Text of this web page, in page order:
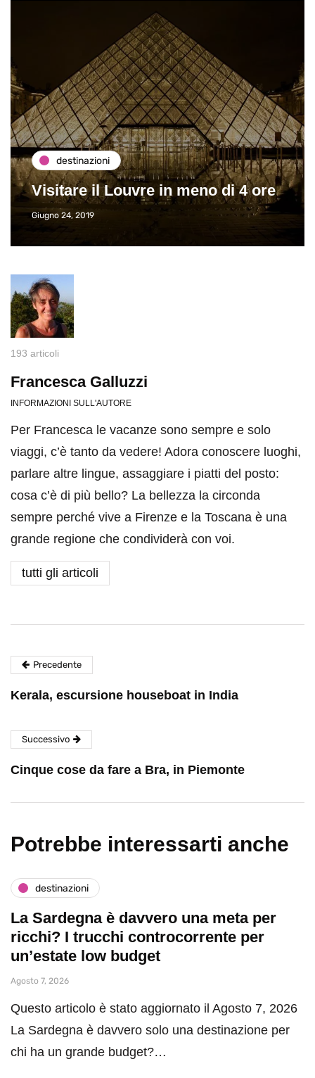
destinazioni
Visitare il Louvre in meno di 4 ore
Giugno 24, 2019
193 articoli
Francesca Galluzzi
INFORMAZIONI SULL'AUTORE
Per Francesca le vacanze sono sempre e solo
viaggi, c’è tanto da vedere! Adora conoscere luoghi,
parlare altre lingue, assaggiare i piatti del posto:
cosa c’è di più bello? La bellezza la circonda
sempre perché vive a Firenze e la Toscana è una
grande regione che condividerà con voi.
tutti gli articoli
Precedente
Kerala, escursione houseboat in India
Successivo
Cinque cose da fare a Bra, in Piemonte
Potrebbe interessarti anche
destinazioni
La Sardegna è davvero una meta per
ricchi? I trucchi controcorrente per
un’estate low budget
Agosto 7, 2026
Questo articolo è stato aggiornato il Agosto 7, 2026
La Sardegna è davvero solo una destinazione per
chi ha un grande budget?…